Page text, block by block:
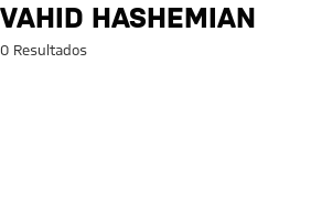
Búsqueda: Vahid
VAHID HASHEMIAN
0 Resultados